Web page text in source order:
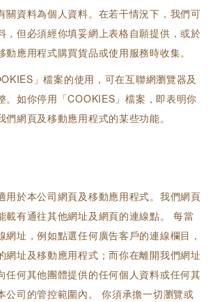
關資料為個人資料。在若干情況下，我們可
，但必須經你填妥網上表格自願提供，或於
應用程式購買貨品或使用服務時收集。
」檔案的使用，可在互聯網瀏覽器及
。如你停用「COOKIES」檔案，即表明你
網頁及移動應用程式的某些功能。
用於本公司網頁及移動應用程式。我們網頁
載有通往其他網址及網頁的連線點。 每當
網址，例如點選任何廣告客戶的連線欄目，
網址及移動應用程式；而你在離開我們網址
任何其他團體提供的任何個人資料或任何其
公司的管控範圍內。 你須承擔一切瀏覽或